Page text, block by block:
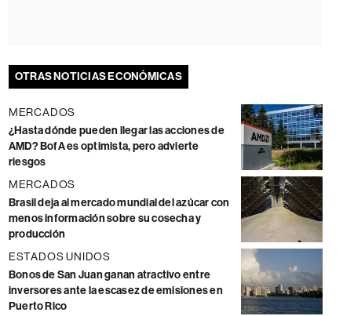
OTRAS NOTICIAS ECONÓMICAS
MERCADOS
¿Hasta dónde pueden llegar las acciones de
AMD? BofA es optimista, pero advierte
riesgos
MERCADOS
Brasil deja al mercado mundial del azúcar con
menos información sobre su cosecha y
producción
ESTADOS UNIDOS
Bonos de San Juan ganan atractivo entre
inversores ante la escasez de emisiones en
Puerto Rico